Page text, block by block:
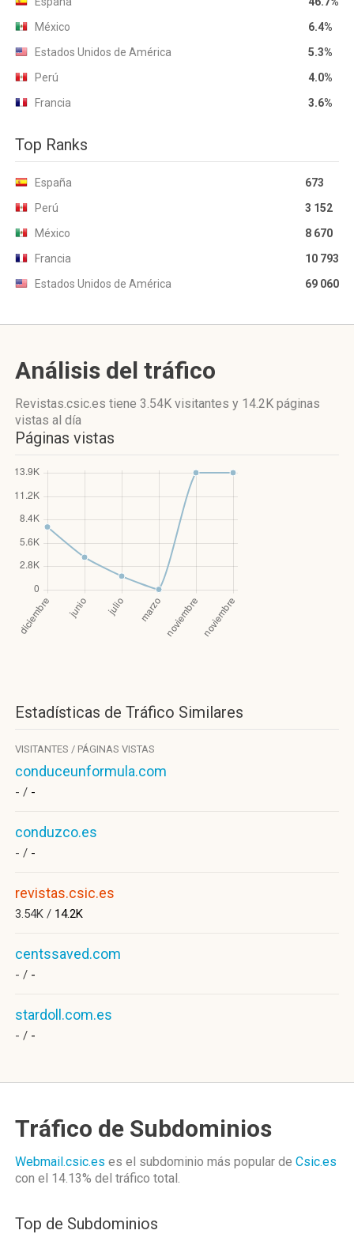
México
6.4%
Estados Unidos de América
5.3%
Perú
4.0%
Francia
3.6%
Top Ranks
España
673
Perú
3 152
México
8 670
Francia
10 793
Estados Unidos de América
69 060
Análisis del tráfico
Revistas.csic.es tiene 3.54K visitantes y 14.2K páginas
vistas al día
Páginas vistas
Estadísticas de Tráfico Similares
VISITANTES / PÁGINAS VISTAS
conduceunformula.com
- / -
conduzco.es
- / -
revistas.csic.es
3.54K / 14.2K
centssaved.com
- / -
stardoll.com.es
- / -
Tráfico de Subdominios
Webmail.csic.es es el subdominio más popular de Csic.es
con el 14.13% del tráfico total.
Top de Subdominios